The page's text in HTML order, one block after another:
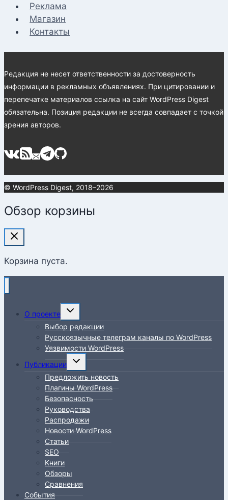
Реклама
Магазин
Контакты
Редакция не несет ответственности за достоверность
информации в рекламных объявлениях. При цитировании и
перепечатке материалов ссылка на сайт WordPress Digest
обязательна. Позиция редакции не всегда совпадает с точкой
зрения авторов.
© WordPress Digest, 2018–2026
Обзор корзины
Корзина пуста.
О проекте
Переключить
дочернее
меню
Выбор редакции
Русскоязычные телеграм каналы по WordPress
Уязвимости WordPress
Публикации
Переключить
дочернее
меню
Предложить новость
Плагины WordPress
Безопасность
Руководства
Распродажи
Новости WordPress
Статьи
SEO
Книги
Обзоры
Сравнения
События